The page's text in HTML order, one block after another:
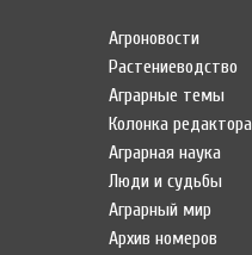
Агроновости
Растениеводство
Аграрные темы
Колонка редактора
Аграрная наука
Люди и судьбы
Аграрный мир
Архив номеров